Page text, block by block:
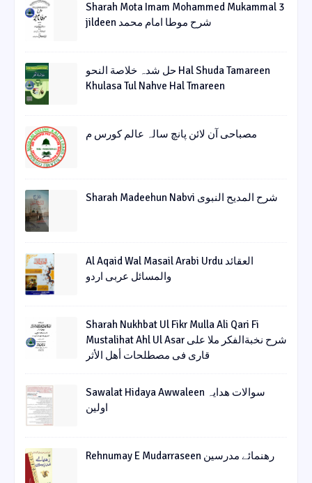
Sharah Mota Imam Mohammed Mukammal 3
jildeen شرح موطا امام محمد
حل شدہ خلاصة النحو Hal Shuda Tamareen
Khulasa Tul Nahve Hal Tmareen
مصباحی آن لائن پانچ سالہ عالم کورس م
Sharah Madeehun Nabvi شرح المدیح النبوی
Al Aqaid Wal Masail Arabi Urdu العقائد
والمسائل عربی اردو
Sharah Nukhbat Ul Fikr Mulla Ali Qari Fi
Mustalihat Ahl Ul Asar شرح نخبةالفکر ملا علی
قاری فی مصطلحات أھل الأثر
Sawalat Hidaya Awwaleen سوالات ھدایہ
اولین
Rehnumay E Mudarraseen رهنمائے مدرسین